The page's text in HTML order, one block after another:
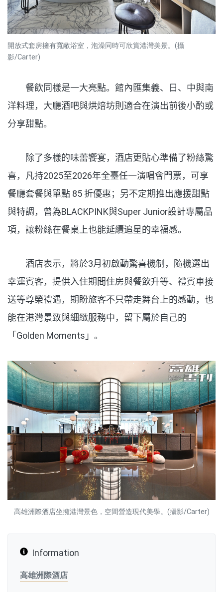
開放式套房擁有寬敞浴室，泡澡同時可欣賞港灣美景。(攝
影/Carter)
餐飲同樣是一大亮點。館內匯集義、日、中與南
洋料理，大廳酒吧與烘焙坊則適合在演出前後小酌或
分享甜點。
除了多樣的味蕾饗宴，酒店更貼心準備了粉絲驚
喜， 凡持2025至2026年全臺任一演唱會門票，可享
餐廳套餐與單點 85折優惠；另不定期推出應援甜點
與特調，曾為BLACKPINK與Super Junior設計專屬品
項，讓粉絲在餐桌上也能延續追星的幸福感。
酒店表示，將於3月初啟動驚喜機制，隨機選出
幸運賓客，提供入住期間住房與餐飲升等、禮賓車接
送等尊榮禮遇，期盼旅客不只帶走舞台上的感動，也
能在港灣景致與細緻服務中，留下屬於自己的
「 Golden Moments 」。
高雄洲際酒店坐擁港灣景色，空間營造現代美學。(攝影/Carter)
Information
高雄洲際酒店